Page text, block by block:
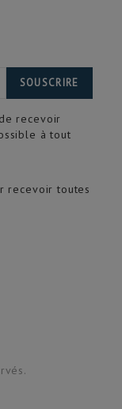
recevoir toutes
SOUSCRIRE
recevoir
à tout